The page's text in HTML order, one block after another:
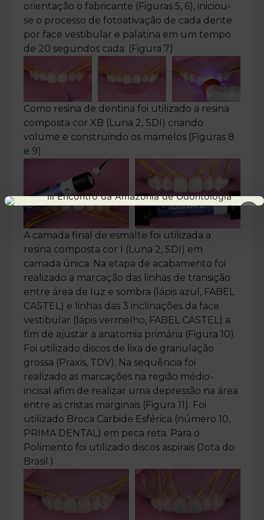
orientação o fabricante (Figuras 5, 6), iniciou-
se o processo de fotoativação de cada dente
por face vestibular e palatina em um tempo
de 20 segundos cada. (Figura 7)
Como resina de dentina foi utilizado a resina
composta cor XB (Luna 2, SDI) criando
volume e construindo os mamelos (Figuras 8
e 9)
A camada final de esmalte foi utilizada a
resina composta cor I (Luna 2, SDI) em
camada única. Na etapa de acabamento foi
realizado a marcação das linhas de transição
entre área de luz e sombra (lápis azul, FABEL
CASTEL) e linhas das 3 inclinações da face
vestibular (lápis vermelho, FABEL CASTEL) a
fim de ajustar a anatomia primária (Figura 10).
Foi utilizado discos de lixa de granulação
grossa (Praxis, TDV). Na sequência foi
realizado as marcações na região médio-
incisal afim de realizar uma depressão na área
entre as cristas marginais (Figura 11). Foi
utilizado Broca Carbide Esférica (número 10,
PRIMA DENTAL) em peca reta. Para o
Polimento foi utilizado discos aspirais (Jota do
Brasil.)